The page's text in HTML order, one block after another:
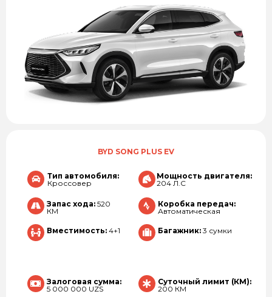
BYD SONG PLUS EV
Тип автомобиля:
Кроссовер
Мощность двигателя:
204 Л.С
Запас хода: 520
КМ
Коробка передач:
Автоматическая
Вместимость: 4+1 Багажник: 3 сумки
Залоговая сумма:
5 000 000 UZS
Суточный лимит (КМ):
200 КМ